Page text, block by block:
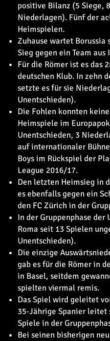
positive Bilanz (5 Siege,
Niederlagen). Fünf der
Heimspielen.
Zuhause wartet Borussia
Sieg gegen ein Team
Für die Römer ist es das
deutschen Klub. In zehn
setzte es für sie
Unentschieden).
Die Fohlen konnten
Heimspiele im
Unentschieden, 3
auf internationaler
Boys im Rückspiel der
League 2016/17.
Den letzten Heimsieg in
es ebenfalls gegen ein
den FC Zürich in der
In der Gruppenphase der
Roma seit 13 Spielen
Unentschieden).
Die einzige
gab es für die Römer in
in Basel, seitdem
spielten viermal remis.
Das Spiel wird geleitet
35-Jährige Spanier leitet
Spiele in der
Bei seinen bisherigen